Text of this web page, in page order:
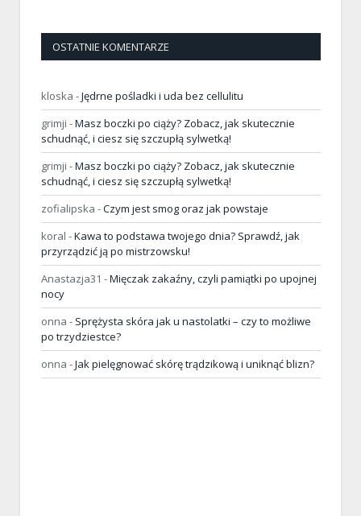
OSTATNIE KOMENTARZE
kloska -Jędrne pośladki i uda bez cellulitu
grimji -Masz boczki po ciąży? Zobacz, jak skutecznie
schudnąć, i ciesz się szczupłą sylwetką!
grimji -Masz boczki po ciąży? Zobacz, jak skutecznie
schudnąć, i ciesz się szczupłą sylwetką!
zofialipska -Czym jest smog oraz jak powstaje
koral -Kawa to podstawa twojego dnia? Sprawdź, jak
przyrządzić ją po mistrzowsku!
Anastazja31 -Mięczak zakaźny, czyli pamiątki po upojnej
nocy
onna - Sprężysta skóra jak u nastolatki – czy to możliwe
po trzydziestce?
onna -Jak pielęgnować skórę trądzikową i uniknąć blizn?